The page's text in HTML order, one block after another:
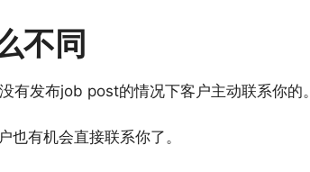
不同
有发布job post的情况下客户主动联系你的。
也有机会直接联系你了。